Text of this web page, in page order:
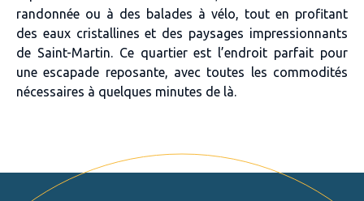
randonnée ou à des balades à vélo, tout en profitant
des eaux cristallines et des paysages impressionnants
de Saint-Martin. Ce quartier est l’endroit parfait pour
une escapade reposante, avec toutes les commodités
nécessaires à quelques minutes de là.